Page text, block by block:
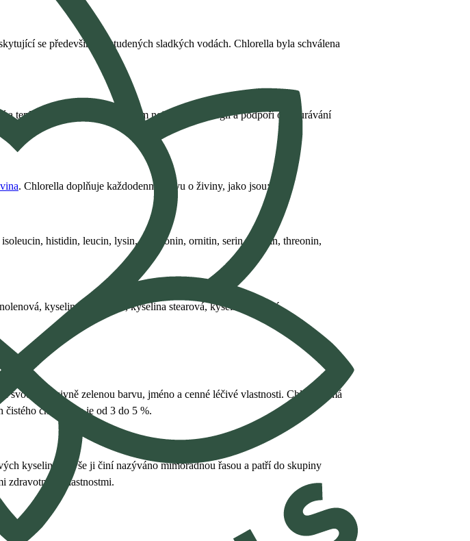
se především ve studených sladkých vodách. Chlorella byla schválena
teplotou. Tato úžasná řasa vám nejen dodá energii a podpoří odbourávání
. Chlorella doplňuje každodenní stravu o živiny, jako jsou:
histidin, leucin, lysin, methionin, ornitin, serin, tyrosin, threonin,
kyselina palmitová, kyselina stearová, kyselina olejová,
svou intenzivně zelenou barvu, jméno a cenné léčivé vlastnosti. Chlorella má
čistého chlorofylu je od 3 do 5 %.
kyselin. To vše ji činí nazýváno mimořádnou řasou a patří do skupiny
zdravotními vlastnostmi.